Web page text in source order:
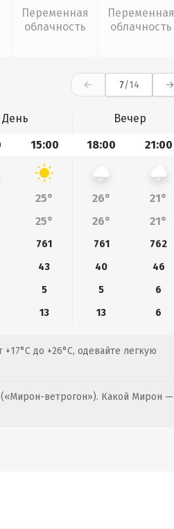
Переменная
облачность
Переменная
облачность
7/14
День
Вечер
15:00 18:00 21:00
25° 26°
21°
25° 26° 21°
761 761
762
43 40
46
5 5
6
13 13 6
до +26°C, одевайте легкую
ветрогон»). Какой Мирон —